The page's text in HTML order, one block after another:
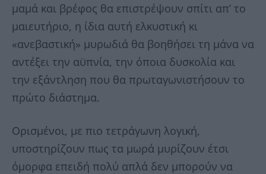
μαμά και βρέφος θα επιστρέψουν σπίτι απ’ το
μαιευτήριο, η ίδια αυτή ελκυστική κι
«ανεβαστική» μυρωδιά θα βοηθήσει τη μάνα να
αντέξει την αϋπνία, την όποια δυσκολία και
την εξάντληση που θα πρωταγωνιστήσουν το
πρώτο διάστημα.
Ορισμένοι, με πιο τετράγωνη λογική,
υποστηρίζουν πως τα μωρά μυρίζουν έτσι
όμορφα επειδή πολύ απλά δεν μπορούν να